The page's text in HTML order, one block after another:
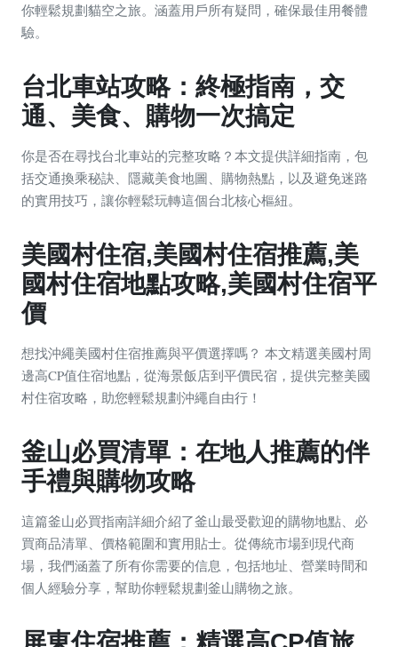
你輕鬆規劃貓空之旅。涵蓋用戶所有疑問，確保最佳用餐體
驗。
台北車站攻略：終極指南，交
通、美食、購物一次搞定
你是否在尋找台北車站的完整攻略？本文提供詳細指南，包
括交通換乘秘訣、隱藏美食地圖、購物熱點，以及避免迷路
的實用技巧，讓你輕鬆玩轉這個台北核心樞紐。
美國村住宿,美國村住宿推薦,美
國村住宿地點攻略,美國村住宿平
價
想找沖繩美國村住宿推薦與平價選擇嗎？ 本文精選美國村周
邊高CP值住宿地點，從海景飯店到平價民宿，提供完整美國
村住宿攻略，助您輕鬆規劃沖繩自由行！
釜山必買清單：在地人推薦的伴
手禮與購物攻略
這篇釜山必買指南詳細介紹了釜山最受歡迎的購物地點、必
買商品清單、價格範圍和實用貼士。從傳統市場到現代商
場，我們涵蓋了所有你需要的信息，包括地址、營業時間和
個人經驗分享，幫助你輕鬆規劃釜山購物之旅。